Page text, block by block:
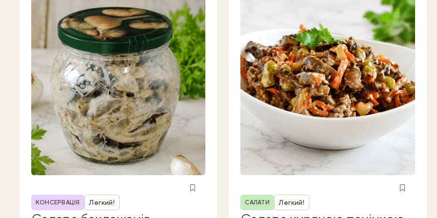
Рубрика
КОНСЕРВАЦІЯ Легкий! Рубрика
САЛАТИ Легкий!